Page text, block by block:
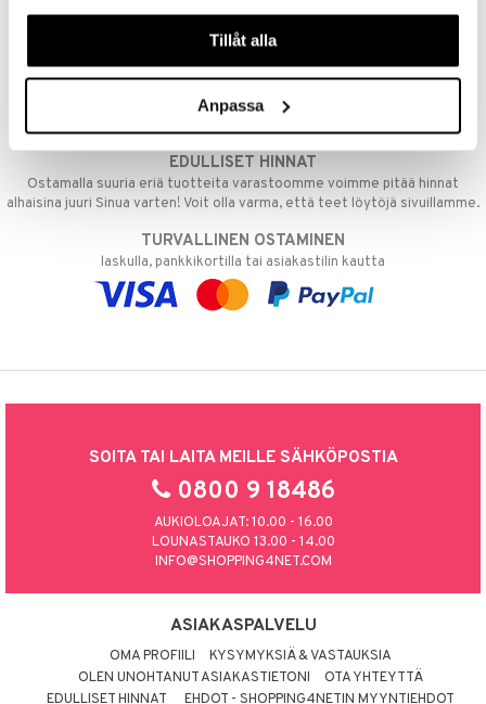
våra cookies vid fortsatt användande av vår webbplats.
Tillåt alla
Anpassa
Aina maksuton vaihtoehto, huolimatta siitä ostatko yksittäisen
tuotteen tai koko tilauksellesi joka ylittää 50 €.
NOPEAT TOIMITUKSET
Ennen kello 13.00 tehdyt tilaukset lähetetään normaalisti samana
EDULLISET HINNAT
Ostamalla suuria eriä tuotteita varastoomme voimme pitää hinnat
alhaisina juuri Sinua varten! Voit olla varma, että teet löytöjä sivuillamme.
TURVALLINEN OSTAMINEN
laskulla, pankkikortilla tai asiakastilin kautta
SOITA TAI LAITA MEILLE SÄHKÖPOSTIA
0800 9 18486
AUKIOLOAJAT: 10.00 - 16.00
LOUNASTAUKO 13.00 - 14.00
INFO@SHOPPING4NET.COM
ASIAKASPALVELU
OMA PROFIILI
KYSYMYKSIÄ & VASTAUKSIA
OLEN UNOHTANUT ASIAKASTIETONI
OTA YHTEYTTÄ
EDULLISET HINNAT
EHDOT - SHOPPING4NETIN MYYNTIEHDOT